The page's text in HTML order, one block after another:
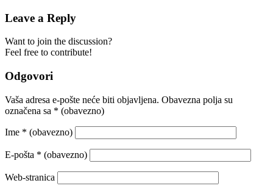
Leave a Reply
Want to join the discussion?
Feel free to contribute!
Odgovori
Vaša adresa e-pošte neće biti objavljena. Obavezna polja su
označena sa * (obavezno)
Ime * (obavezno)
E-pošta * (obavezno)
Web-stranica